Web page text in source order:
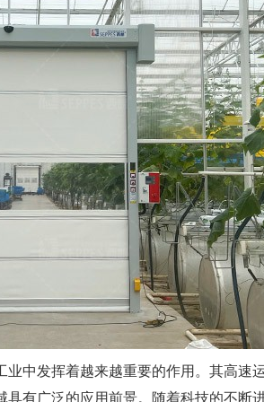
发挥着越来越重要的作用。其高速
有广泛的应用前景。随着科技的不断